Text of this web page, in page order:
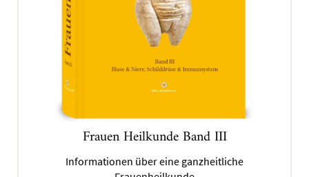
Frauen Heilkunde Band III
Informationen über eine ganzheitliche